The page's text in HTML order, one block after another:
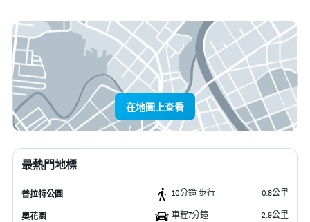
在地圖上查看
最熱門地標
普拉特公園 10分鐘 步行 0.8公里
奧花園 車程7分鐘 2.9公里